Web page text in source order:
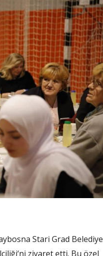
Stari Grad Belediye
ziyaret etti. Bu özel